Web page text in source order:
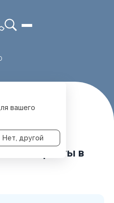
вашего
Нет, другой
Головы
орбиты в